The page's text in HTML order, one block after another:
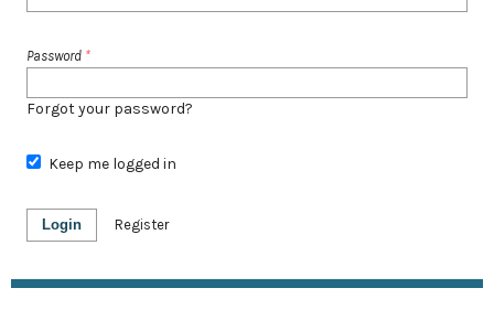
Password *
Forgot your password?
Keep me logged in
Login Register